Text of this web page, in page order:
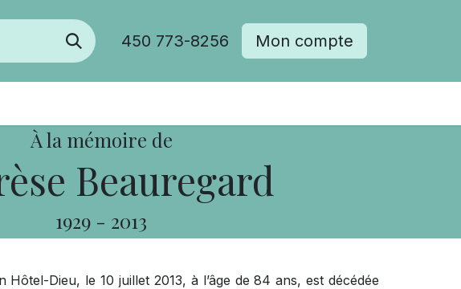
450 773-8256 Mon compte
À la mémoire de
Beauregard
1929 - 2013
Dieu, le 10 juillet 2013, à l’âge de 84 ans, est décédée